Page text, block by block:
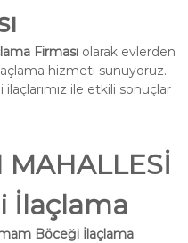
Firmasıolarak evlerden
hizmeti sunuyoruz.
ile etkili sonuçlar
İlaçlama
Böceği İlaçlama